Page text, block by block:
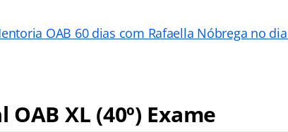
OAB 60 dias com Rafaella Nóbrega no
XL (40º) Exame